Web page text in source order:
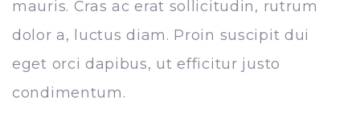
mauris. Cras ac erat sollicitudin, rutrum
dolor a, luctus diam. Proin suscipit dui
eget orci dapibus, ut efficitur justo
condimentum.